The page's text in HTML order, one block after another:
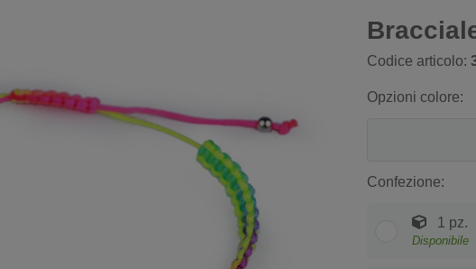
Codice articolo:
Opzioni colore:
Confezione:
1 pz.
Disponibile